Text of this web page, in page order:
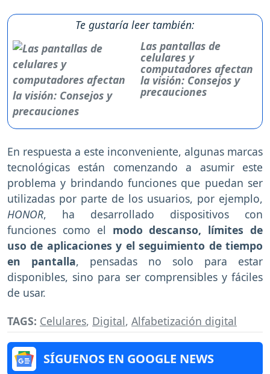
Te gustaría leer también:
Las pantallas de
celulares y
computadores afectan
la visión: Consejos y
precauciones
En respuesta a este inconveniente, algunas marcas
tecnológicas están comenzando a asumir este
problema y brindando funciones que puedan ser
utilizadas por parte de los usuarios, por ejemplo,
HONOR, ha desarrollado dispositivos con
funciones como el modo descanso, límites de
uso de aplicaciones y el seguimiento de tiempo
en pantalla, pensadas no solo para estar
disponibles, sino para ser comprensibles y fáciles
de usar.
TAGS: Celulares, Digital, Alfabetización digital
SÍGUENOS EN GOOGLE NEWS